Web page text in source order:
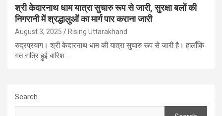
श्री केदारनाथ धाम यात्रा सुचारु रूप से जारी, सुरक्षा बलों की
निगरानी में श्रद्धालुओं का मार्ग पार कराना जारी
August 3, 2025 Rising Uttarakhand
रुद्रप्रयाग। श्री केदारनाथ धाम की यात्रा सुचारु रूप से जारी है। हालाँकि
गत रात्रि हुई बारिश…
Search